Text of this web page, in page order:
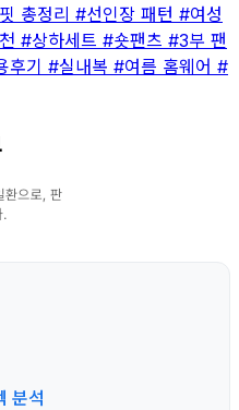
총정리 #선인장 패턴 #여성
#상하세트 #숏팬츠 #3부 팬
후기 #실내복 #여름 홈웨어 #
분석